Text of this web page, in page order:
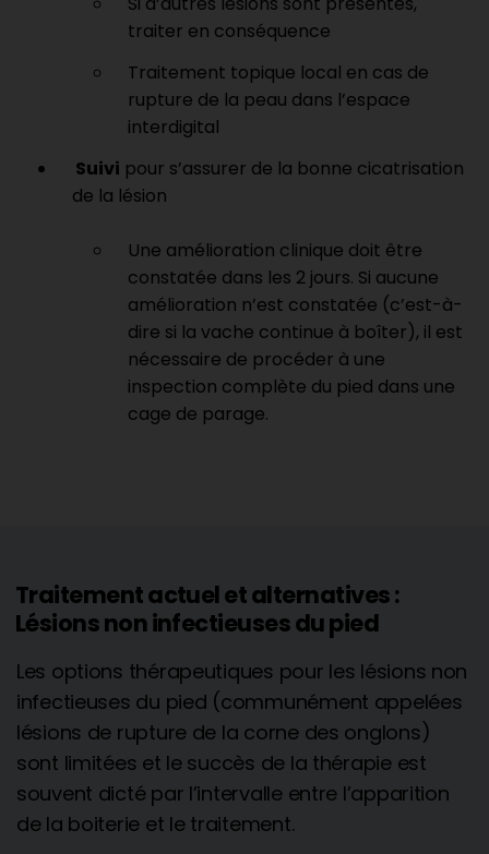
traiter en conséquence
Traitement topique local en cas de
rupture de la peau dans l’espace
interdigital
Suivi pour s’assurer de la bonne cicatrisation
de la lésion
Une amélioration clinique doit être
constatée dans les 2 jours. Si aucune
amélioration n’est constatée (c’est-à-
dire si la vache continue à boîter), il est
nécessaire de procéder à une
inspection complète du pied dans une
cage de parage.
Traitement actuel et alternatives :
Lésions non infectieuses du pied
Les options thérapeutiques pour les lésions non
infectieuses du pied (communément appelées
lésions de rupture de la corne des onglons)
sont limitées et le succès de la thérapie est
souvent dicté par l’intervalle entre l’apparition
de la boiterie et le traitement.